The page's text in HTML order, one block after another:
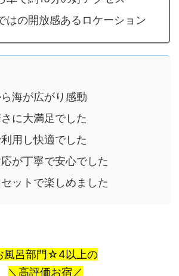
はの開放感あるロケーション
海が広がり感動
に大満足でした
用し快適でした
が丁寧で安心でした
ットで楽しめました
風呂部門☆4以上の
＼高評価お宿／